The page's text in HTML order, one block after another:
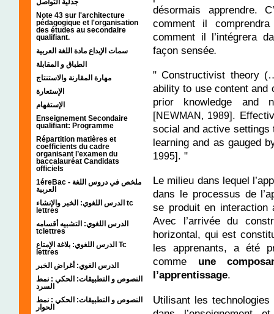
جدلية التواصل
Note 43 sur l'architecture
pédagogique et l'organisation
des études au secondaire
qualifiant.
سمات الإبداع مادة اللغة العربية
الطباق و المقابلة
مهارة المقارنة والاستنتاج
الإستعارة
الإستفهام
Enseignement Secondaire
qualifiant: Programme
Répartition matières et
coefficients du cadre
organisant l’examen du
baccalauréat Candidats
officiels
1éreBac - ملخص في دروس اللغة
العربية
الدرس اللغوي: الخبر والإنشاء tc
lettres
الدرس اللغوي: التشبيه أقسامه
tclettres
الدرس اللغوي: بلاغة الإمتاع Tc
lettres
الدرس الغوي: أغراض الخبر
النصوص و التطبيقات: الحكي : نمط
السرد
النصوص و التطبيقات: الحكي : نمط
الحوار
désormais apprendre.
comment il
comment il l’intégrera
façon sensée.
" Constructivist theory
ability to use content and
prior knowledge and
[NEWMAN, 1989].
social and active settings
learning and as gauged
1995]. "
Le milieu dans lequel
dans le processus de
se produit en
Avec l’arrivée du
horizontal, qui est
les apprenants, a été
comme une
l’apprentissage.
Utilisant les